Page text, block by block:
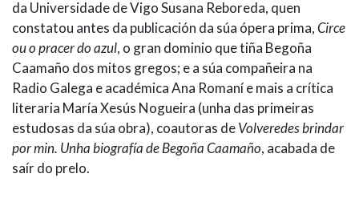
da Universidade de Vigo Susana Reboreda, quen
constatou antes da publicación da súa ópera prima,Circe
ou o pracer do azul, o gran dominio que tiña Begoña
Caamaño dos mitos gregos; e a súa compañeira na
Radio Galega e académica Ana Romaní e mais a crítica
literaria María Xesús Nogueira (unha das primeiras
estudosas da súa obra), coautoras deVolveredes brindar
por min. Unha biografía de Begoña Caamaño, acabada de
saír do prelo.